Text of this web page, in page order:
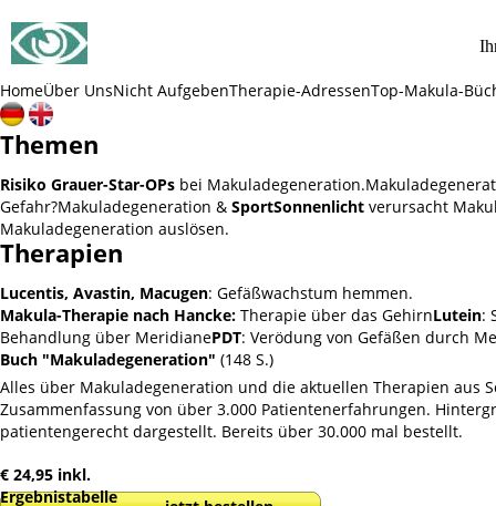
HomeÜber UnsNicht AufgebenTherapie-AdressenTop-Makula-
Themen
Risiko Grauer-Star-OPs bei Makuladegeneration.
Gefahr?Makuladegeneration & SportSonnenlicht verursacht
Makuladegeneration auslösen.
Therapien
Lucentis, Avastin, Macugen: Gefäßwachstum hemmen.
Makula-Therapie nach Hancke: Therapie über das GehirnLutein:
Behandlung über MeridianePDT: Verödung von Gefäßen durch
Buch "Makuladegeneration" (148 S.)
Alles über Makuladegeneration und die aktuellen Therapien aus
Zusammenfassung von über 3.000 Patientenerfahrungen.
patientengerecht dargestellt. Bereits über 30.000 mal bestellt.
€ 24,95 inkl.
Ergebnistabelle